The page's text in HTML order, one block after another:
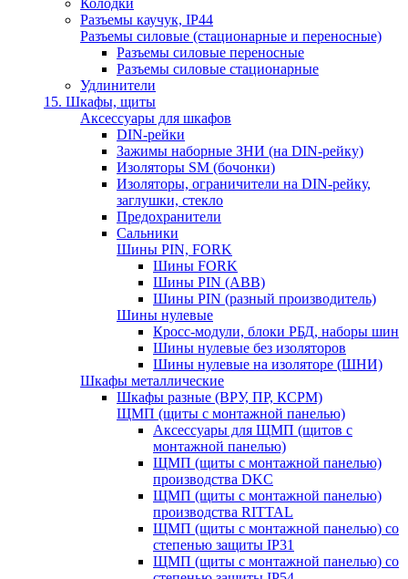
Колодки
Разъемы каучук, IP44
Разъемы силовые (стационарные и переносные)
Разъемы силовые переносные
Разъемы силовые стационарные
Удлинители
15. Шкафы, щиты
Аксессуары для шкафов
DIN-рейки
Зажимы наборные ЗНИ (на DIN-рейку)
Изоляторы SM (бочонки)
Изоляторы, ограничители на DIN-рейку,
заглушки, стекло
Предохранители
Сальники
Шины PIN, FORK
Шины FORK
Шины PIN (АВВ)
Шины PIN (разный производитель)
Шины нулевые
Кросс-модули, блоки РБД, наборы шин
Шины нулевые без изоляторов
Шины нулевые на изоляторе (ШНИ)
Шкафы металлические
Шкафы разные (ВРУ, ПР, КСРМ)
ЩМП (щиты с монтажной панелью)
Аксессуары для ЩМП (щитов с
монтажной панелью)
ЩМП (щиты с монтажной панелью)
производства DKC
ЩМП (щиты с монтажной панелью)
производства RITTAL
ЩМП (щиты с монтажной панелью) со
степенью защиты IP31
ЩМП (щиты с монтажной панелью) со